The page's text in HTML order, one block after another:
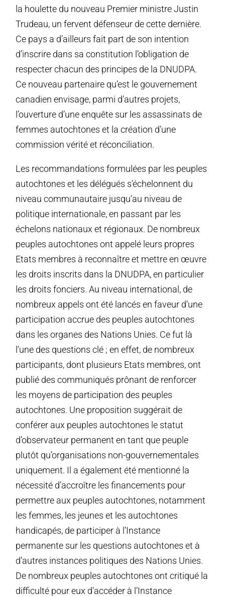
la houlette du nouveau Premier ministre Justin
Trudeau, un fervent défenseur de cette dernière.
Ce pays a d’ailleurs fait part de son intention
d’inscrire dans sa constitution l’obligation de
respecter chacun des principes de la DNUDPA.
Ce nouveau partenaire qu’est le gouvernement
canadien envisage, parmi d’autres projets,
l’ouverture d’une enquête sur les assassinats de
femmes autochtones et la création d’une
commission vérité et réconciliation.
Les recommandations formulées par les peuples
autochtones et les délégués s’échelonnent du
niveau communautaire jusqu’au niveau de
politique internationale, en passant par les
échelons nationaux et régionaux. De nombreux
peuples autochtones ont appelé leurs propres
Etats membres à reconnaître et mettre en œuvre
les droits inscrits dans la DNUDPA, en particulier
les droits fonciers. Au niveau international, de
nombreux appels ont été lancés en faveur d’une
participation accrue des peuples autochtones
dans les organes des Nations Unies. Ce fut là
l’une des questions clé ; en effet, de nombreux
participants, dont plusieurs Etats membres, ont
publié des communiqués prônant de renforcer
les moyens de participation des peuples
autochtones. Une proposition suggérait de
conférer aux peuples autochtones le statut
d’observateur permanent en tant que peuple
plutôt qu’organisations non-gouvernementales
uniquement. Il a également été mentionné la
nécessité d’accroître les financements pour
permettre aux peuples autochtones, notamment
les femmes, les jeunes et les autochtones
handicapés, de participer à l’Instance
permanente sur les questions autochtones et à
d’autres instances politiques des Nations Unies.
De nombreux peuples autochtones ont critiqué la
difficulté pour eux d’accéder à l’Instance